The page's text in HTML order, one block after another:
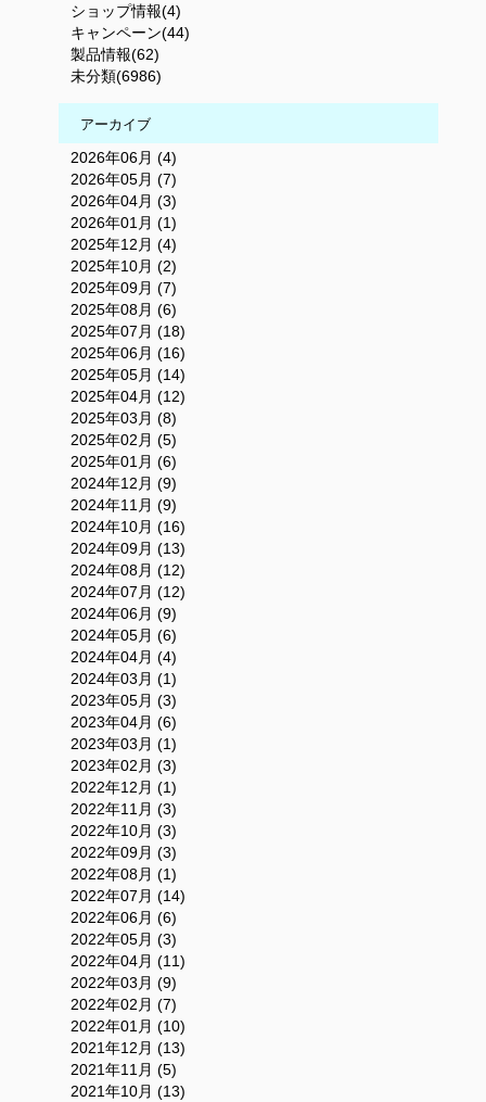
ショップ情報(4)
キャンペーン(44)
製品情報(62)
未分類(6986)
アーカイブ
2026年06月 (4)
2026年05月 (7)
2026年04月 (3)
2026年01月 (1)
2025年12月 (4)
2025年10月 (2)
2025年09月 (7)
2025年08月 (6)
2025年07月 (18)
2025年06月 (16)
2025年05月 (14)
2025年04月 (12)
2025年03月 (8)
2025年02月 (5)
2025年01月 (6)
2024年12月 (9)
2024年11月 (9)
2024年10月 (16)
2024年09月 (13)
2024年08月 (12)
2024年07月 (12)
2024年06月 (9)
2024年05月 (6)
2024年04月 (4)
2024年03月 (1)
2023年05月 (3)
2023年04月 (6)
2023年03月 (1)
2023年02月 (3)
2022年12月 (1)
2022年11月 (3)
2022年10月 (3)
2022年09月 (3)
2022年08月 (1)
2022年07月 (14)
2022年06月 (6)
2022年05月 (3)
2022年04月 (11)
2022年03月 (9)
2022年02月 (7)
2022年01月 (10)
2021年12月 (13)
2021年11月 (5)
2021年10月 (13)